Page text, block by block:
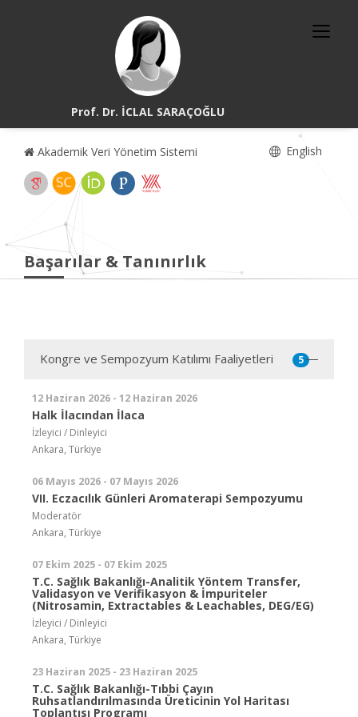
Prof. Dr. İCLAL SARAÇOĞLU
Akademik Veri Yönetim Sistemi English
Başarılar & Tanınırlık
Kongre ve Sempozyum Katılımı Faaliyetleri 5
12 Haziran 2026 - 12 Haziran 2026
Halk İlacından İlaca
İzleyici / Dinleyici
Ankara, Türkiye
06 Mayıs 2026 - 07 Mayıs 2026
VII. Eczacılık Günleri Aromaterapi Sempozyumu
Moderatör
Ankara, Türkiye
07 Ekim 2025 - 07 Ekim 2025
T.C. Sağlık Bakanlığı-Analitik Yöntem Transfer,
Validasyon ve Verifikasyon & İmpuriteler
(Nitrosamin, Extractables & Leachables, DEG/EG)
İzleyici / Dinleyici
Ankara, Türkiye
23 Haziran 2025 - 23 Haziran 2025
T.C. Sağlık Bakanlığı-Tıbbi Çayın
Ruhsatlandırılmasında Üreticinin Yol Haritası
Toplantısı Programı